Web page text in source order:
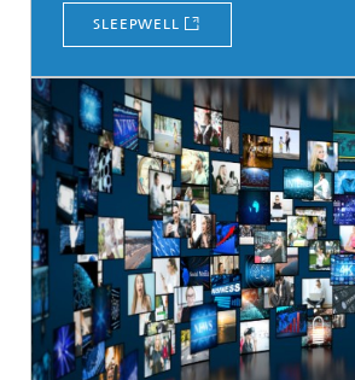
SLEEPWELL